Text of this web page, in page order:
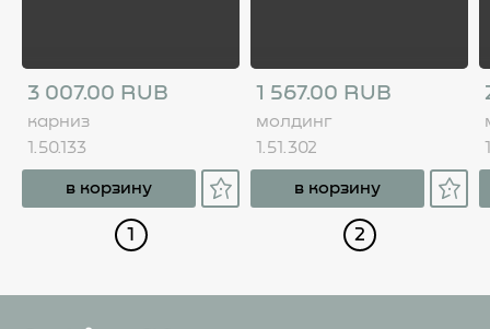
3 007.00 RUB
карниз
1.50.133
в корзину
1
1 567.00 RUB
молдинг
1.51.302
в корзину
2